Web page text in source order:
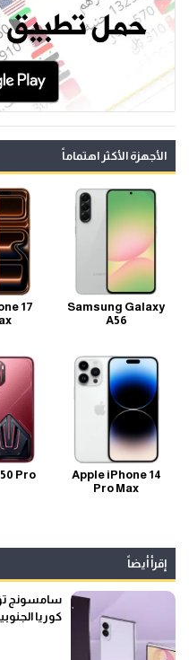
الأجهزة الأكثر اهتماماً
Samsung Galaxy
A56
17
Apple iPhone 14
Pro Max
Pro
إقرأ أيضاً
سامسونج
كوريا